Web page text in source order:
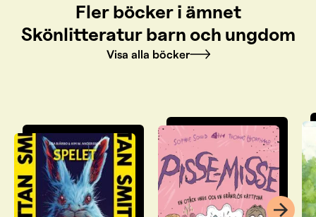
Fler böcker i ämnet
Skönlitteratur barn och ungdom
Visa alla böcker